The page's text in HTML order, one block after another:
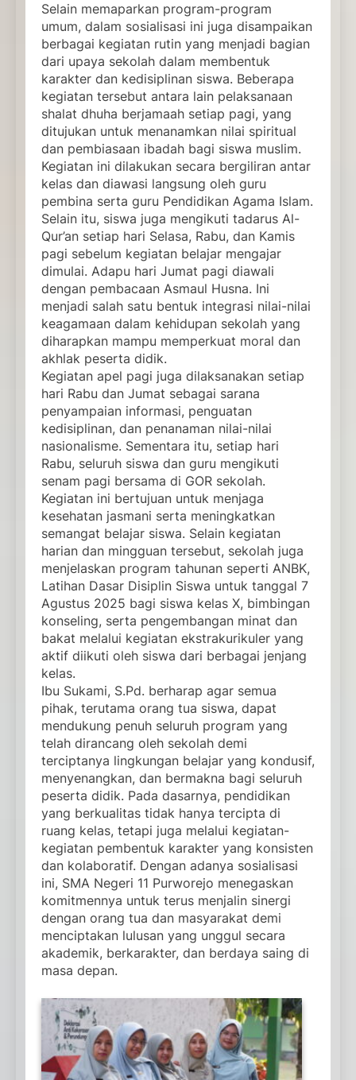
Selain memaparkan program-program
umum, dalam sosialisasi ini juga disampaikan
berbagai kegiatan rutin yang menjadi bagian
dari upaya sekolah dalam membentuk
karakter dan kedisiplinan siswa. Beberapa
kegiatan tersebut antara lain pelaksanaan
shalat dhuha berjamaah setiap pagi, yang
ditujukan untuk menanamkan nilai spiritual
dan pembiasaan ibadah bagi siswa muslim.
Kegiatan ini dilakukan secara bergiliran antar
kelas dan diawasi langsung oleh guru
pembina serta guru Pendidikan Agama Islam.
Selain itu, siswa juga mengikuti tadarus Al-
Qur’an setiap hari Selasa, Rabu, dan Kamis
pagi sebelum kegiatan belajar mengajar
dimulai. Adapu hari Jumat pagi diawali
dengan pembacaan Asmaul Husna. Ini
menjadi salah satu bentuk integrasi nilai-nilai
keagamaan dalam kehidupan sekolah yang
diharapkan mampu memperkuat moral dan
akhlak peserta didik.
Kegiatan apel pagi juga dilaksanakan setiap
hari Rabu dan Jumat sebagai sarana
penyampaian informasi, penguatan
kedisiplinan, dan penanaman nilai-nilai
nasionalisme. Sementara itu, setiap hari
Rabu, seluruh siswa dan guru mengikuti
senam pagi bersama di GOR sekolah.
Kegiatan ini bertujuan untuk menjaga
kesehatan jasmani serta meningkatkan
semangat belajar siswa. Selain kegiatan
harian dan mingguan tersebut, sekolah juga
menjelaskan program tahunan seperti ANBK,
Latihan Dasar Disiplin Siswa untuk tanggal 7
Agustus 2025 bagi siswa kelas X, bimbingan
konseling, serta pengembangan minat dan
bakat melalui kegiatan ekstrakurikuler yang
aktif diikuti oleh siswa dari berbagai jenjang
kelas.
Ibu Sukami, S.Pd. berharap agar semua
pihak, terutama orang tua siswa, dapat
mendukung penuh seluruh program yang
telah dirancang oleh sekolah demi
terciptanya lingkungan belajar yang kondusif,
menyenangkan, dan bermakna bagi seluruh
peserta didik. Pada dasarnya, pendidikan
yang berkualitas tidak hanya tercipta di
ruang kelas, tetapi juga melalui kegiatan-
kegiatan pembentuk karakter yang konsisten
dan kolaboratif. Dengan adanya sosialisasi
ini, SMA Negeri 11 Purworejo menegaskan
komitmennya untuk terus menjalin sinergi
dengan orang tua dan masyarakat demi
menciptakan lulusan yang unggul secara
akademik, berkarakter, dan berdaya saing di
masa depan.